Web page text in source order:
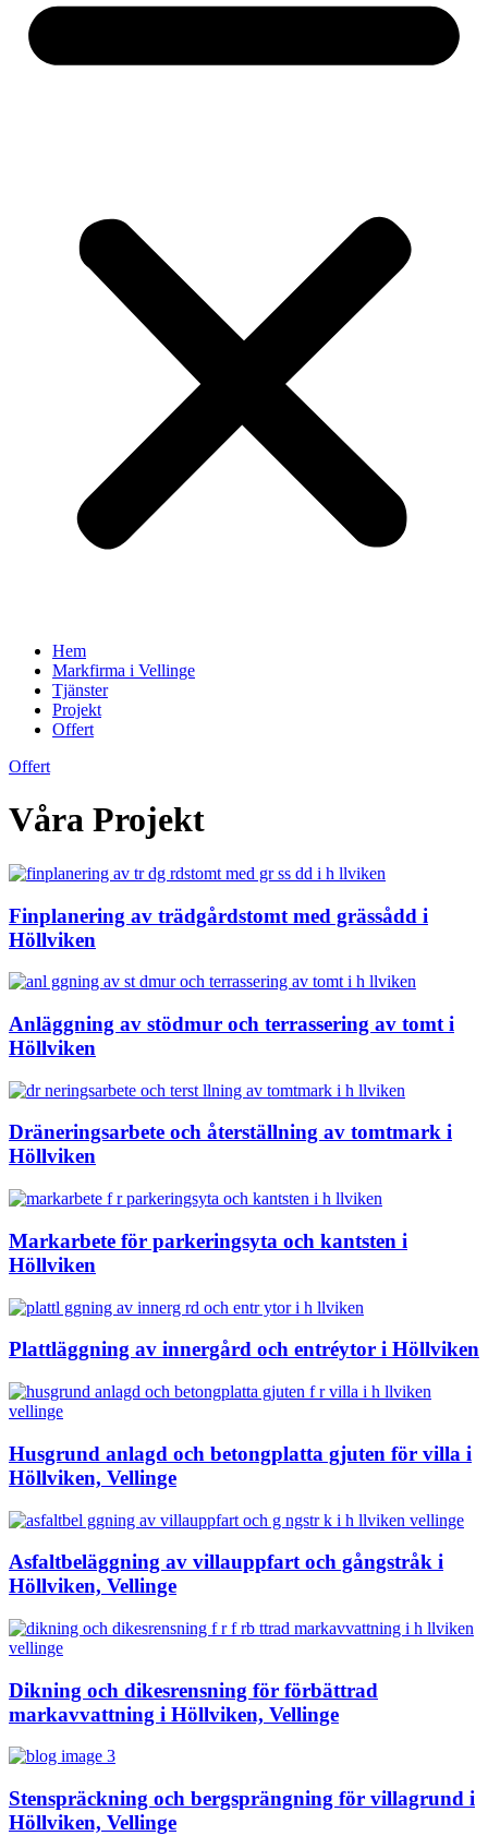
Hem
Markfirma i Vellinge
Tjänster
Projekt
Offert
Offert
Våra Projekt
Finplanering av trädgårdstomt med grässådd i
Höllviken
Anläggning av stödmur och terrassering av tomt i
Höllviken
Dräneringsarbete och återställning av tomtmark i
Höllviken
Markarbete för parkeringsyta och kantsten i
Höllviken
Plattläggning av innergård och entréytor i Höllviken
Husgrund anlagd och betongplatta gjuten för villa i
Höllviken, Vellinge
Asfaltbeläggning av villauppfart och gångstråk i
Höllviken, Vellinge
Dikning och dikesrensning för förbättrad
markavvattning i Höllviken, Vellinge
Stenspräckning och bergsprängning för villagrund i
Höllviken, Vellinge